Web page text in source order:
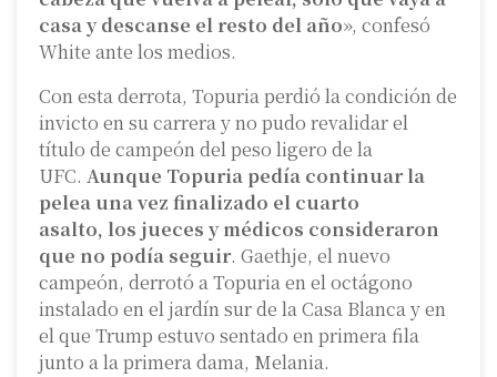
casa y descanse el resto del año», confesó
White ante los medios.
Con esta derrota, Topuria perdió la condición de
invicto en su carrera y no pudo revalidar el
título de campeón del peso ligero de la
UFC. Aunque Topuria pedía continuar la
pelea una vez finalizado el cuarto
asalto, los jueces y médicos consideraron
que no podía seguir. Gaethje, el nuevo
campeón, derrotó a Topuria en el octágono
instalado en el jardín sur de la Casa Blanca y en
el que Trump estuvo sentado en primera fila
junto a la primera dama, Melania.